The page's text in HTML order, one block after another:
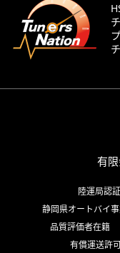
有
陸運局認
静岡県オートバイ
品質評価者在籍
有償運送許